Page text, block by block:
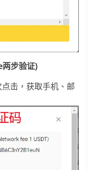
步验证)
击，获取手机、邮